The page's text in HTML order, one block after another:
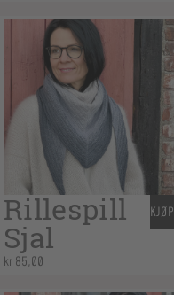
Rillespill
Sjal
kr 85,00
KJØP